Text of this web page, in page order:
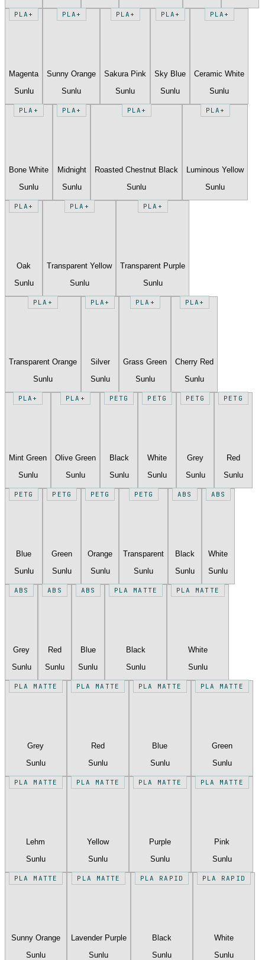
PLA+
Magenta
Sunlu
PLA+
Sunny Orange
Sunlu
PLA+
Sakura Pink
Sunlu
PLA+
Sky Blue
Sunlu
PLA+
Ceramic White
Sunlu
PLA+
Bone White
Sunlu
PLA+
Midnight
Sunlu
PLA+
Roasted Chestnut Black
Sunlu
PLA+
Luminous Yellow
Sunlu
PLA+
Oak
Sunlu
PLA+
Transparent Yellow
Sunlu
PLA+
Transparent Purple
Sunlu
PLA+
Transparent Orange
Sunlu
PLA+
Silver
Sunlu
PLA+
Grass Green
Sunlu
PLA+
Cherry Red
Sunlu
PLA+
Mint Green
Sunlu
PLA+
Olive Green
Sunlu
PETG
Black
Sunlu
PETG
White
Sunlu
PETG
Grey
Sunlu
PETG
Red
Sunlu
PETG
Blue
Sunlu
PETG
Green
Sunlu
PETG
Orange
Sunlu
PETG
Transparent
Sunlu
ABS
Black
Sunlu
ABS
White
Sunlu
ABS
Grey
Sunlu
ABS
Red
Sunlu
ABS
Blue
Sunlu
PLA MATTE
Black
Sunlu
PLA MATTE
White
Sunlu
PLA MATTE
Grey
Sunlu
PLA MATTE
Red
Sunlu
PLA MATTE
Blue
Sunlu
PLA MATTE
Green
Sunlu
PLA MATTE
Lehm
Sunlu
PLA MATTE
Yellow
Sunlu
PLA MATTE
Purple
Sunlu
PLA MATTE
Pink
Sunlu
PLA MATTE
Sunny Orange
Sunlu
PLA MATTE
Lavender Purple
Sunlu
PLA RAPID
Black
Sunlu
PLA RAPID
White
Sunlu